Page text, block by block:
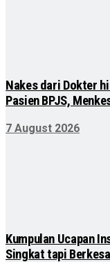
Nakes dari Dokter
Pasien BPJS,
7 August 2026
Kumpulan Ucapan
Singkat tapi